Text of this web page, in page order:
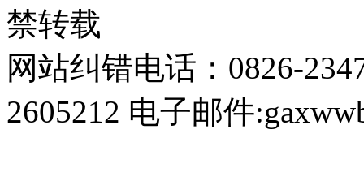
禁转载
网站纠错电话：0826-
2605212 电子邮件